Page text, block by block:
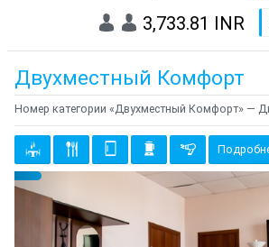
3,733.81 INR
Двухместный Комфорт
Номер категории «Двухместный Комфорт» —
{clt_left} 1 Количество
Предыдущий